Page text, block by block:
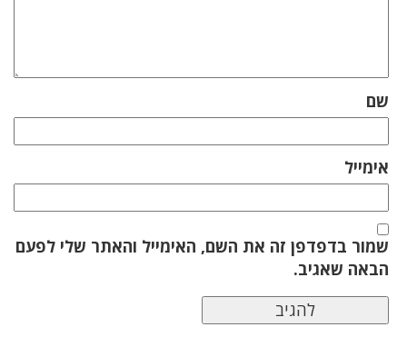
שם
אימייל
שמור בדפדפן זה את השם, האימייל והאתר שלי לפעם
הבאה שאגיב.